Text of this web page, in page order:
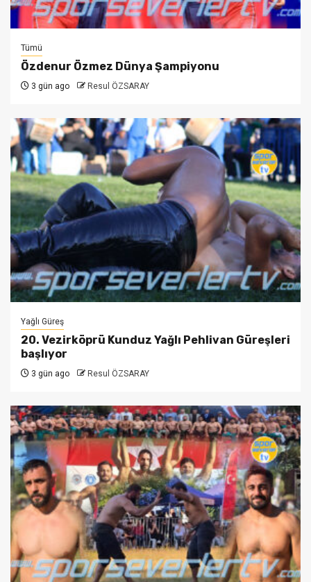
Tümü
Özdenur Özmez Dünya Şampiyonu
3 gün ago Resul ÖZSARAY
Yağlı Güreş
20. Vezirköprü Kunduz Yağlı Pehlivan Güreşleri
başlıyor
3 gün ago Resul ÖZSARAY